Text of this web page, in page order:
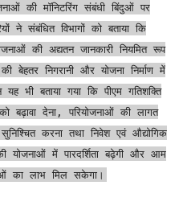
की मॉनिटरिंग संबंधी बिंदुओं पर
ने संबंधित विभागों को बताया कि
की अद्यतन जानकारी नियमित रूप
बेहतर निगरानी और योजना निर्माण में
भी बताया गया कि पीएम गतिशक्ति
बढ़ावा देना, परियोजनाओं की लागत
करना तथा निवेश एवं औद्योगिक
में पारदर्शिता बढ़ेगी और आम
का लाभ मिल सकेगा।